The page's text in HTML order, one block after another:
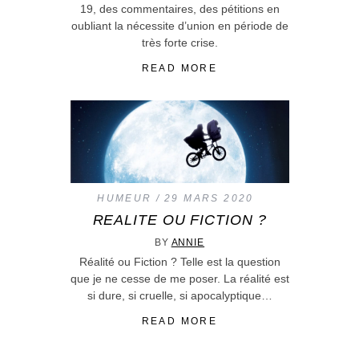
19, des commentaires, des pétitions en
oubliant la nécessite d’union en période de
très forte crise.
READ MORE
HUMEUR 29 MARS 2020
REALITE OU FICTION ?
BY ANNIE
Réalité ou Fiction ? Telle est la question
que je ne cesse de me poser. La réalité est
si dure, si cruelle, si apocalyptique…
READ MORE